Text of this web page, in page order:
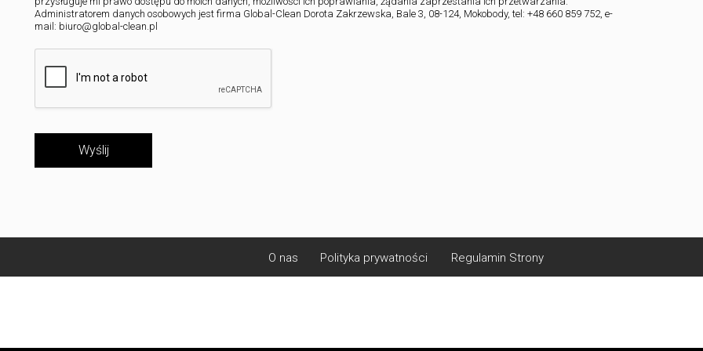
Administratorem danych osobowych jest firma Global-Clean Dorota Zakrzewska, Bale 3, 08-124, Mokobody, tel: +48 660 859 752, e-
mail: biuro@global-clean.pl
Wyślij
O nas Polityka prywatności Regulamin Strony